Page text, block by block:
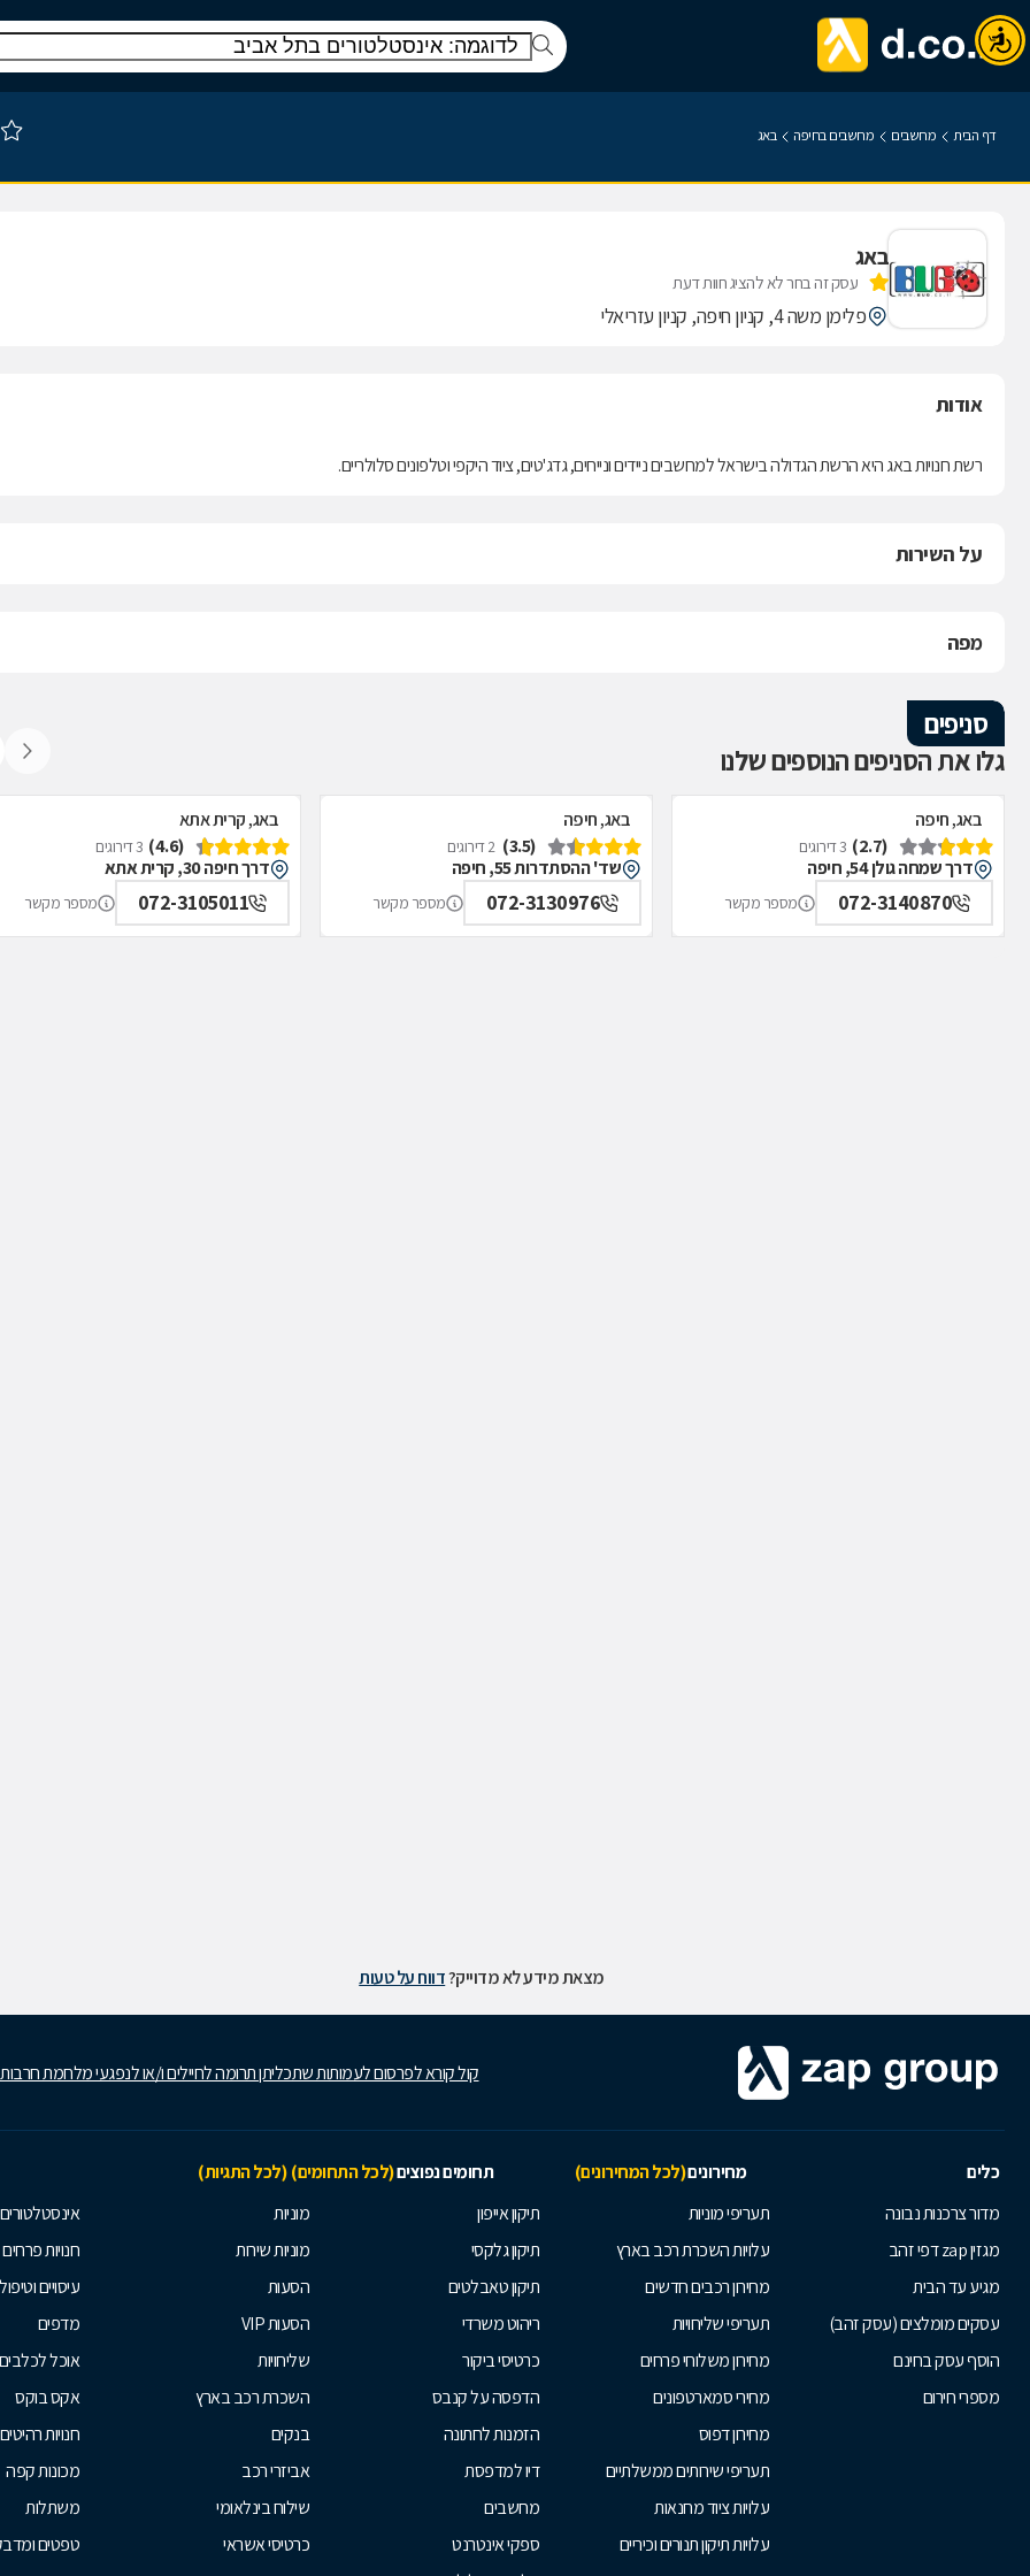
דף הבית מחשבים מחשבים בחיפה באג
באג
עסק זה בחר לא להציג חוות דעת
פלימן משה 4, קניון חיפה, קניון עזריאלי
אודות
רשת חנויות באג היא הרשת הגדולה בישראל למחשבים ניידים ונייחים, גדג'טים, ציוד היקפי וטלפונים סלולריים.
על השירות
מפה
סניפים
גלו את הסניפים הנוספים שלנו
באג, חיפה
(2.7)
3 דירוגים
דרך שמחה גולן 54, חיפה
072-3140870 מספר מקשר
באג, חיפה
(3.5)
2 דירוגים
שד' ההסתדרות 55, חיפה
072-3130976 מספר מקשר
באג, קרית אתא
(4.6)
3 דירוגים
דרך חיפה 30, קרית אתא
072-3105011 מספר מקשר
מצאת מידע לא מדוייק?דווח על טעות
קול קורא לפרסום לעמותות שתכליתן תרומה לחיילים ו/או לנפגעי מלחמת
כלים מחירונים(לכל המחירונים) תחומים נפוצים(לכל התחומים) (לכל התגיות)
מדור צרכנות נבונה
מגזין zap דפי זהב
מגיע עד הבית
עסקים מומלצים (עסק זהב)
הוסף עסק בחינם
מספרי חירום
תעריפי מוניות
עלויות השכרת רכב בארץ
מחירון רכבים חדשים
תעריפי שליחויות
מחירון משלוחי פרחים
מחירי סמארטפונים
מחירון דפוס
תעריפי שירותים ממשלתיים
עלויות ציוד מחנאות
עלויות תיקון תנורים וכיריים
תיקון אייפון
תיקון גלקסי
תיקון טאבלטים
ריהוט משרדי
כרטיסי ביקור
הדפסה על קנבס
הזמנות לחתונה
דיו למדפסת
מחשבים
ספקי אינטרנט
מוניות
מוניות שירות
הסעות
הסעות VIP
שליחויות
השכרת רכב בארץ
בנקים
אביזרי רכב
שילוח בינלאומי
כרטיסי אשראי
אינסטלטורים
חנויות פרחים
עיסויים
מדפים
אוכל לכלבים
אקס בוקס
חנויות רהיטים
מכונות קפה
משתלות
טפטים